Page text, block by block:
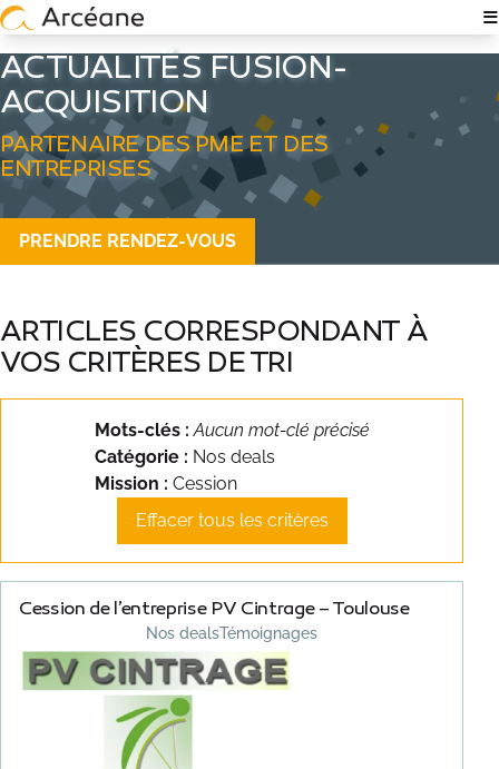
≡
NOTRE EXPERTISE
QUI SOMMES-NOUS ?
NOS ÉQUIPES
EXPERTISE TECH & IT
POLITIQUE RSE
NOS RÉFÉRENCES
TÉMOIGNAGES
ACTUALITÉS FUSION-
ACQUISITION
PARTENAIRE DES PME ET DES
ENTREPRISES
PRENDRE RENDEZ-VOUS
ARTICLES CORRESPONDANT À
VOS CRITÈRES DE TRI
Mots-clés : Aucun mot-clé précisé
Catégorie : Nos deals
Mission : Cession
Effacer tous les critères
Cession de l’entreprise PV Cintrage – Toulouse
Nos dealsTémoignages